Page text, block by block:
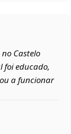
Castelo
foi educado,
a funcionar